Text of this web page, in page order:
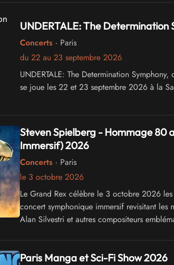
UNDERTALE: The Determination
Concerts· Paris
du 22 au 23 septembre 2026
UNDERTALE: The Determination
se joue les 22 et 23 septembre 2026 à la
Steven Spielberg - Hommage 80
Immersif) 2026
Concerts· Paris
le 3 octobre 2026
Le Grand Rex célèbre le 3 octobre 2026
concert symphonique immersif revisitant les
Alan Silvestri et autres compositeurs
Paris Manga et Sci-Fi Show 2026